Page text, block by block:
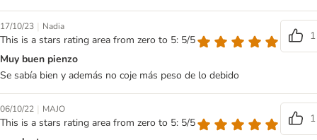
17/10/23 | Nadia
This is a stars rating area from zero to 5: 5/5
1
Muy buen pienzo
Se sabía bien y además no coje más peso de lo debido
06/10/22 | MAJO
This is a stars rating area from zero to 5: 5/5
1